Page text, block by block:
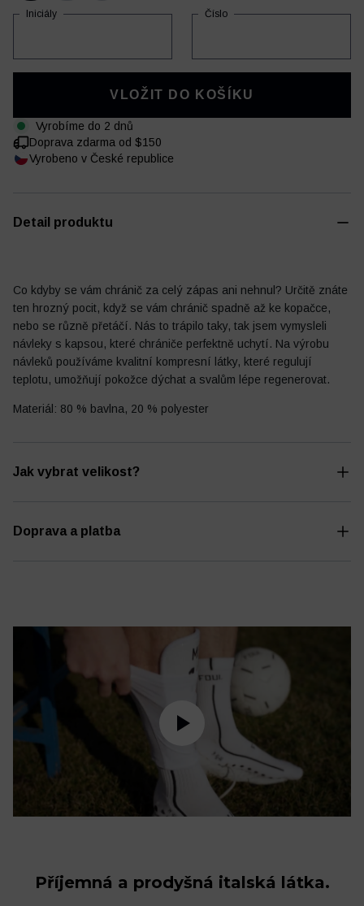
Iniciály Číslo
VLOŽIT DO KOŠÍKU
Vyrobíme do 2 dnů
Doprava zdarma od $150
Vyrobeno v České republice
Detail produktu
Co kdyby se vám chránič za celý zápas ani nehnul? Určitě znáte
ten hrozný pocit, když se vám chránič spadně až ke kopačce,
nebo se různě přetáčí. Nás to trápilo taky, tak jsem vymysleli
návleky s kapsou, které chrániče perfektně uchytí. Na výrobu
návleků používáme kvalitní kompresní látky, které regulují
teplotu, umožňují pokožce dýchat a svalům lépe regenerovat.
Materiál: 80 % bavlna, 20 % polyester
Jak vybrat velikost?
Doprava a platba
Příjemná a prodyšná italská látka.